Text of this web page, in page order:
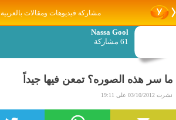
مشاركة فيديوهات ومقالات بالعربية
Nassa Gool
61 مشاركة
ما سر هذه الصوره؟ تمعن فيها جيداً
نشرت 03/10/2012 على 19:11